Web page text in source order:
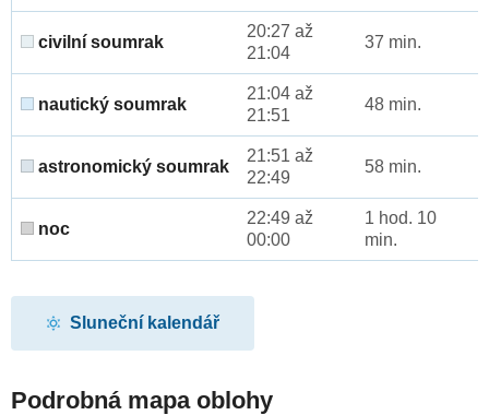
civilní soumrak
20:27 až
21:04
37 min.
nautický soumrak
21:04 až
21:51
48 min.
astronomický soumrak
21:51 až
22:49
58 min.
noc
22:49 až
00:00
1 hod. 10
min.
Sluneční kalendář
Podrobná mapa oblohy